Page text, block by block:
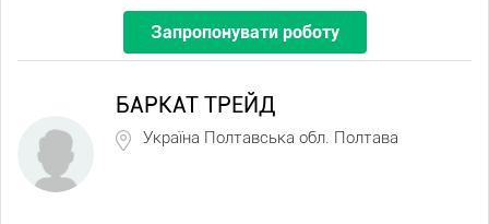
Запропонувати роботу
БАРКАТ ТРЕЙД
Україна Полтавська обл. Полтава